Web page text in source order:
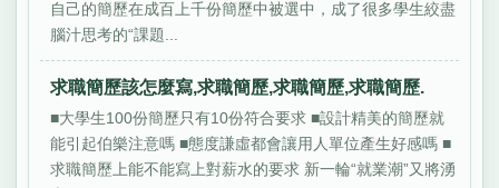
自己的簡歷在成百上千份簡歷中被選中，成了很多學生絞盡
腦汁思考的“課題...
求職簡歷該怎麼寫,求職簡歷,求職簡歷,求職簡歷.
■大學生100份簡歷只有10份符合要求 ■設計精美的簡歷就
能引起伯樂注意嗎 ■態度謙虛都會讓用人單位產生好感嗎 ■
求職簡歷上能不能寫上對薪水的要求 新一輪“就業潮”又將湧